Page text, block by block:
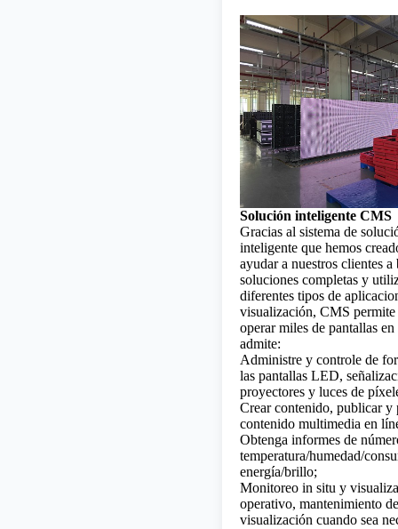
Solución inteligente CMS
Gracias al sistema de
inteligente que hemos
ayudar a nuestros clientes a
soluciones completas y
diferentes tipos de
visualización, CMS permite
operar miles de pantallas
admite:
Administre y controle de
las pantallas LED,
proyectores y luces de
Crear contenido, publicar y
contenido multimedia en
Obtenga informes de
temperatura/humedad/
energía/brillo;
Monitoreo in situ y
operativo, mantenimiento
visualización cuando sea